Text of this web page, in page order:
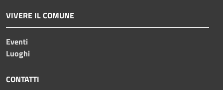
VIVERE IL COMUNE
Eventi
Luoghi
CONTATTI